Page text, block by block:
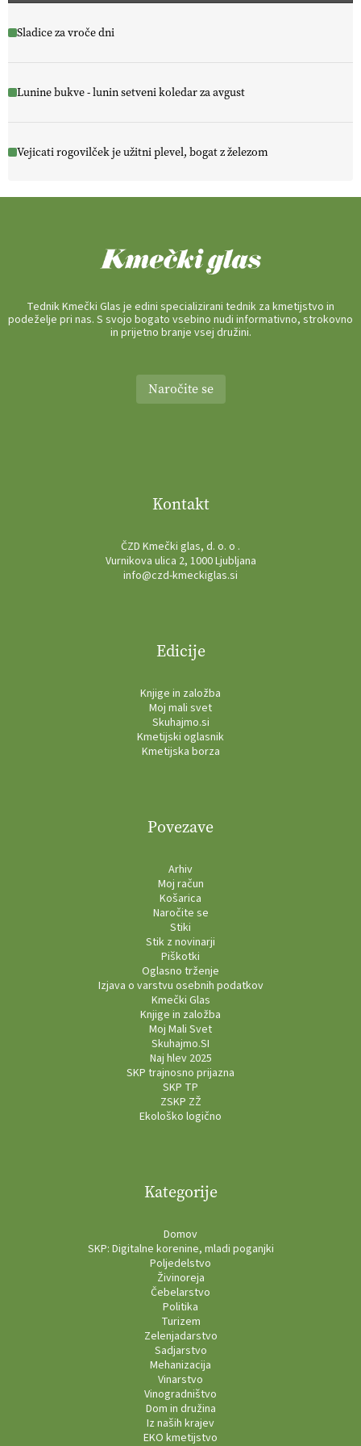
Sladice za vroče dni
Lunine bukve - lunin setveni koledar za avgust
Vejicati rogovilček je užitni plevel, bogat z železom
Tednik Kmečki Glas je edini specializirani tednik za kmetijstvo in
podeželje pri nas. S svojo bogato vsebino nudi informativno, strokovno
in prijetno branje vsej družini.
Naročite se
Kontakt
ČZD Kmečki glas, d. o. o .
Vurnikova ulica 2, 1000 Ljubljana
info@czd-kmeckiglas.si
Edicije
Knjige in založba
Moj mali svet
Skuhajmo.si
Kmetijski oglasnik
Kmetijska borza
Povezave
Arhiv
Moj račun
Košarica
Naročite se
Stiki
Stik z novinarji
Piškotki
Oglasno trženje
Izjava o varstvu osebnih podatkov
Kmečki Glas
Knjige in založba
Moj Mali Svet
Skuhajmo.SI
Naj hlev 2025
SKP trajnosno prijazna
SKP TP
ZSKP ZŽ
Ekološko logično
Kategorije
Domov
SKP: Digitalne korenine, mladi poganjki
Poljedelstvo
Živinoreja
Čebelarstvo
Politika
Turizem
Zelenjadarstvo
Sadjarstvo
Mehanizacija
Vinarstvo
Vinogradništvo
Dom in družina
Iz naših krajev
EKO kmetijstvo